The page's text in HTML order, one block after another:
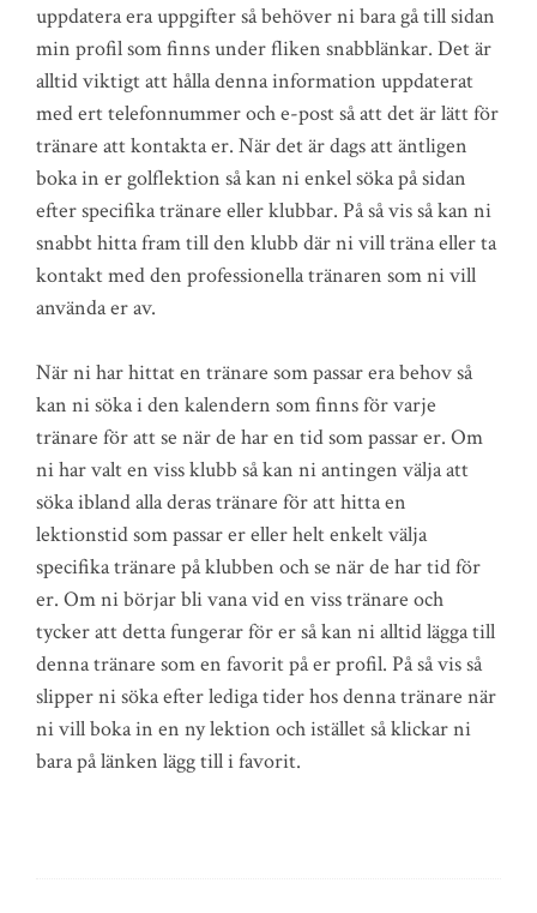
uppdatera era uppgifter så behöver ni bara gå till sidan
min profil som finns under fliken snabblänkar. Det är
alltid viktigt att hålla denna information uppdaterat
med ert telefonnummer och e-post så att det är lätt för
tränare att kontakta er. När det är dags att äntligen
boka in er golflektion så kan ni enkel söka på sidan
efter specifika tränare eller klubbar. På så vis så kan ni
snabbt hitta fram till den klubb där ni vill träna eller ta
kontakt med den professionella tränaren som ni vill
använda er av.
När ni har hittat en tränare som passar era behov så
kan ni söka i den kalendern som finns för varje
tränare för att se när de har en tid som passar er. Om
ni har valt en viss klubb så kan ni antingen välja att
söka ibland alla deras tränare för att hitta en
lektionstid som passar er eller helt enkelt välja
specifika tränare på klubben och se när de har tid för
er. Om ni börjar bli vana vid en viss tränare och
tycker att detta fungerar för er så kan ni alltid lägga till
denna tränare som en favorit på er profil. På så vis så
slipper ni söka efter lediga tider hos denna tränare när
ni vill boka in en ny lektion och istället så klickar ni
bara på länken lägg till i favorit.